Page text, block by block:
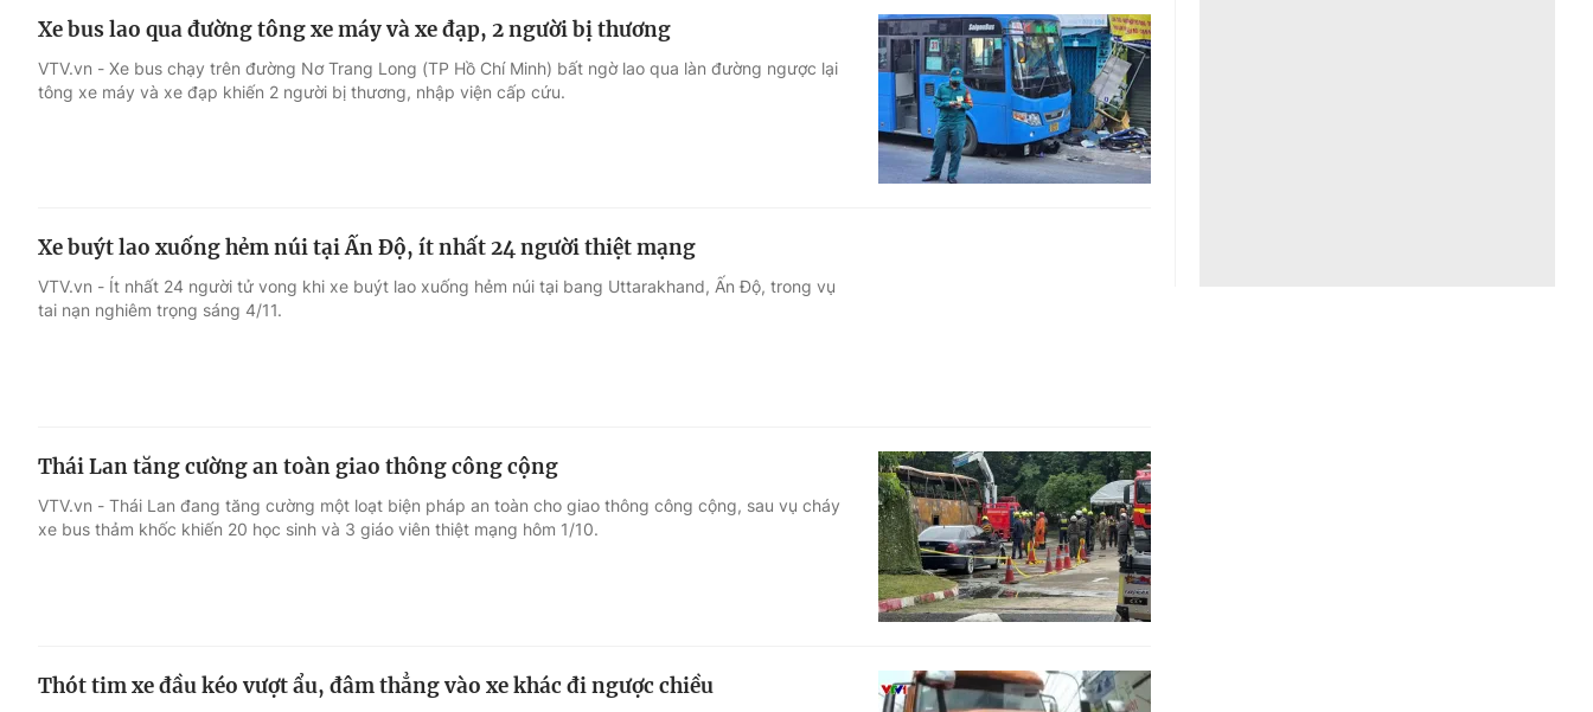
Điện ảnh
Âm nhạc
Sao
Du lịch
Làm đẹp
Chất lượng cuộc sống
Học trực tuyến
Hitech Công nghệ tương lai
Sản phẩm
Thị trường
Tư vấn
Xe bus lao qua đường tông xe máy và xe đạp, 2 người bị thương
VTV.vn - Xe bus chạy trên đường Nơ Trang Long (TP Hồ Chí Minh) bất ngờ lao qua làn đường ngược lại
tông xe máy và xe đạp khiến 2 người bị thương, nhập viện cấp cứu.
Xe buýt lao xuống hẻm núi tại Ấn Độ, ít nhất 24 người thiệt mạng
VTV.vn - Ít nhất 24 người tử vong khi xe buýt lao xuống hẻm núi tại bang Uttarakhand, Ấn Độ, trong vụ
tai nạn nghiêm trọng sáng 4/11.
Thái Lan tăng cường an toàn giao thông công cộng
VTV.vn - Thái Lan đang tăng cường một loạt biện pháp an toàn cho giao thông công cộng, sau vụ cháy
xe bus thảm khốc khiến 20 học sinh và 3 giáo viên thiệt mạng hôm 1/10.
Thót tim xe đầu kéo vượt ẩu, đâm thẳng vào xe khác đi ngược chiều